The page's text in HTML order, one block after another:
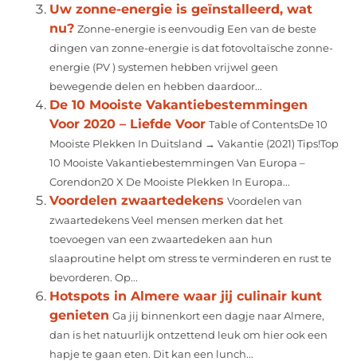
Uw zonne-energie is geïnstalleerd, wat
nu? Zonne-energie is eenvoudig Een van de beste
dingen van zonne-energie is dat fotovoltaïsche zonne-
energie (PV ) systemen hebben vrijwel geen
bewegende delen en hebben daardoor...
De 10 Mooiste Vakantiebestemmingen
Voor 2020 – Liefde Voor Table of ContentsDe 10
Mooiste Plekken In Duitsland → Vakantie (2021) Tips!Top
10 Mooiste Vakantiebestemmingen Van Europa –
Corendon20 X De Mooiste Plekken In Europa...
Voordelen zwaartedekens Voordelen van
zwaartedekens Veel mensen merken dat het
toevoegen van een zwaartedeken aan hun
slaaproutine helpt om stress te verminderen en rust te
bevorderen. Op...
Hotspots in Almere waar jij culinair kunt
genieten Ga jij binnenkort een dagje naar Almere,
dan is het natuurlijk ontzettend leuk om hier ook een
hapje te gaan eten. Dit kan een lunch...